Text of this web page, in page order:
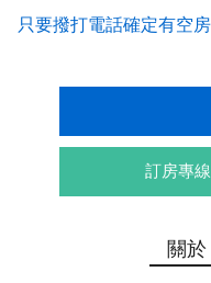
只要撥打電話確定有空
訂房專
關